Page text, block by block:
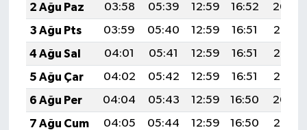
2 Ağu Paz
03:58 05:39 12:59 16:52
20:09
3 Ağu Pts
03:59 05:40 12:59 16:51
20:08
4 Ağu Sal
04:01 05:41 12:59 16:51
20:06
5 Ağu Çar
04:02 05:42 12:59 16:51
20:05
6 Ağu Per
04:04 05:43 12:59 16:50
20:04
7 Ağu Cum
04:05 05:44 12:59 16:50
20:03